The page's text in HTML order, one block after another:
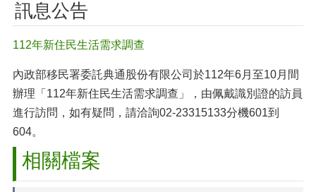
訊息公告
112年新住民生活需求調查
內政部移民署委託典通股份有限公司於112年6月至10月間
辦理「112年新住民生活需求調查」，由佩戴識別證的訪員
進行訪問，如有疑問，請洽詢02-23315133分機601到
604。
相關檔案